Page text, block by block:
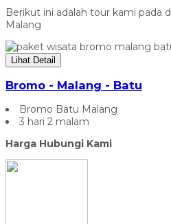
Berikut ini adalah tour kami pada
Malang
Lihat Detail
Bromo - Malang - Batu
Bromo Batu Malang
3 hari 2 malam
Harga Hubungi Kami